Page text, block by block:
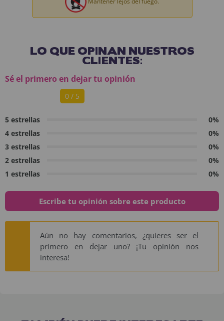
LO QUE OPINAN NUESTROS
CLIENTES:
Sé el primero en dejar tu opinión
0 / 5
5 estrellas
0%
4 estrellas
0%
3 estrellas
0%
2 estrellas
0%
1 estrellas
0%
Escribe tu opinión sobre este producto
Aún no hay comentarios, ¿quieres ser el
primero en dejar uno? ¡Tu opinión nos
interesa!